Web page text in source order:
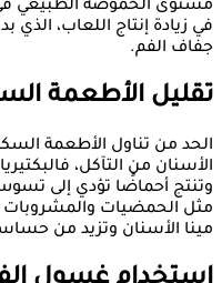
مستوى الحموضة الطبيعي في
في زيادة إنتاج اللعاب، الذي
جفاف الفم.
تقليل الأطعمة
الحد من تناول الأطعمة
الأسنان من التآكل،
وتنتج أحماضًا تؤدي إلى
مثل الحمضيات والمشروبات
مينا الأسنان وتزيد من